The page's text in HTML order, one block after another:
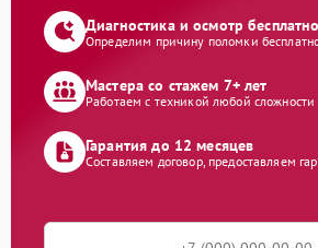
Диагностика и осмотр бесплатно
Определим причину поломки
Мастера со стажем 7+ лет
Работаем с техникой любой сложности
Гарантия до 12 месяцев
Составляем договор, предоставляем